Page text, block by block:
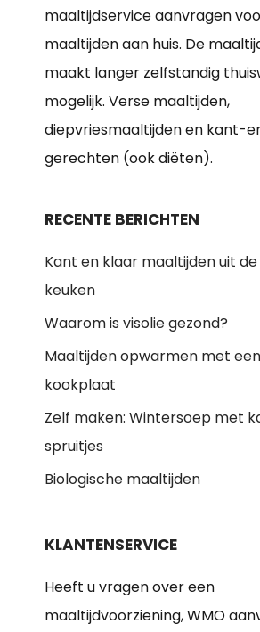
maaltijdservice aanvragen
maaltijden aan huis. De
maakt langer zelfstandig
mogelijk. Verse maaltijden,
diepvriesmaaltijden en kant-
gerechten (ook diëten).
RECENTE BERICHTEN
Kant en klaar maaltijden uit
keuken
Waarom is visolie gezond?
Maaltijden opwarmen met
kookplaat
Zelf maken: Wintersoep met
spruitjes
Biologische maaltijden
KLANTENSERVICE
Heeft u vragen over een
maaltijdvoorziening, WMO